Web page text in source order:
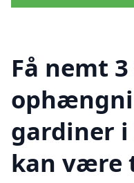
Få nemt
gardiner
kan være